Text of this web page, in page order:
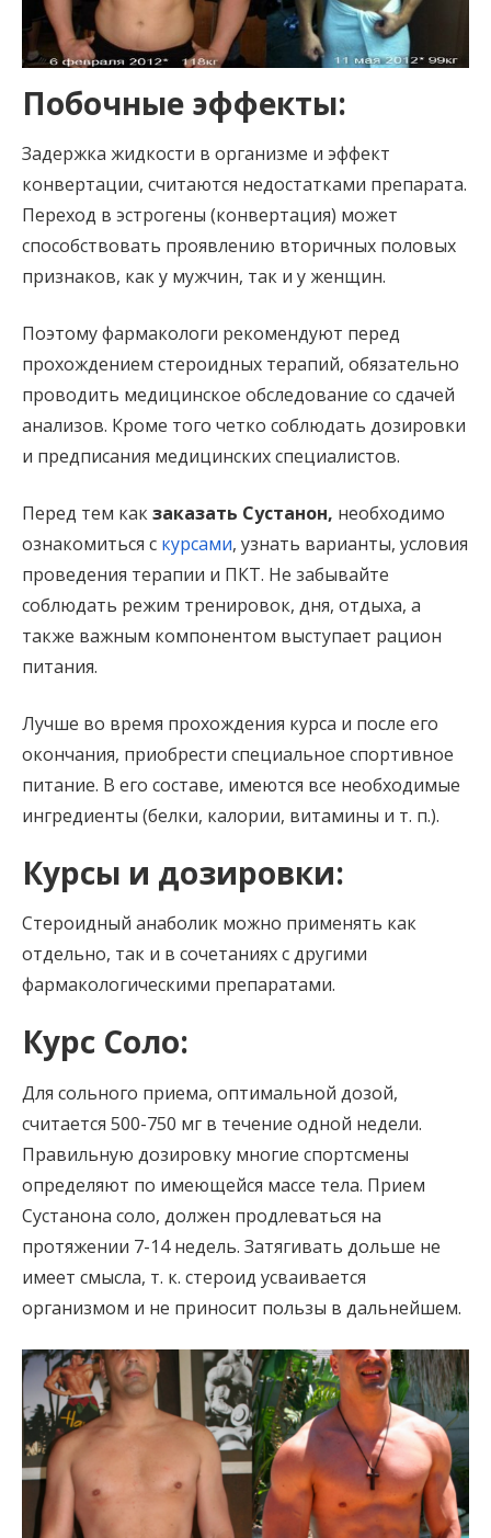
Побочные эффекты:
Задержка жидкости в организме и эффект
конвертации, считаются недостатками препарата.
Переход в эстрогены (конвертация) может
способствовать проявлению вторичных половых
признаков, как у мужчин, так и у женщин.
Поэтому фармакологи рекомендуют перед
прохождением стероидных терапий, обязательно
проводить медицинское обследование со сдачей
анализов. Кроме того четко соблюдать дозировки
и предписания медицинских специалистов.
Перед тем какзаказать Сустанон, необходимо
ознакомиться с курсами, узнать варианты, условия
проведения терапии и ПКТ. Не забывайте
соблюдать режим тренировок, дня, отдыха, а
также важным компонентом выступает рацион
питания.
Лучше во время прохождения курса и после его
окончания, приобрести специальное спортивное
питание. В его составе, имеются все необходимые
ингредиенты (белки, калории, витамины и т. п.).
Курсы и дозировки:
Стероидный анаболик можно применять как
отдельно, так и в сочетаниях с другими
фармакологическими препаратами.
Курс Соло:
Для сольного приема, оптимальной дозой,
считается 500-750 мг в течение одной недели.
Правильную дозировку многие спортсмены
определяют по имеющейся массе тела. Прием
Сустанона соло, должен продлеваться на
протяжении 7-14 недель. Затягивать дольше не
имеет смысла, т. к. стероид усваивается
организмом и не приносит пользы в дальнейшем.